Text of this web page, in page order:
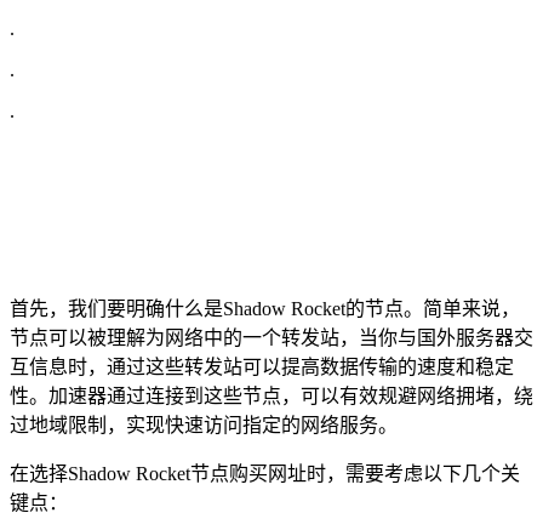
.
.
.
首先，我们要明确什么是Shadow Rocket的节点。简单来说，
节点可以被理解为网络中的一个转发站，当你与国外服务器交
互信息时，通过这些转发站可以提高数据传输的速度和稳定
性。加速器通过连接到这些节点，可以有效规避网络拥堵，绕
过地域限制，实现快速访问指定的网络服务。
在选择Shadow Rocket节点购买网址时，需要考虑以下几个关
键点：